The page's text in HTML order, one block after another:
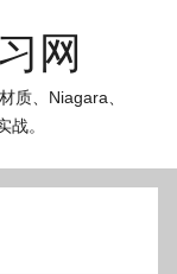
网
质、Niagara、
。